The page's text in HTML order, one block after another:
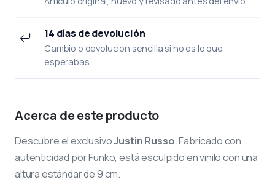
14 días de devolución
Cambio o devolución sencilla si no es lo que
esperabas.
Acerca de este producto
Descubre el exclusivoJustin Russo. Fabricado con
autenticidad por Funko, está esculpido en vinilo con una
altura estándar de 9 cm.